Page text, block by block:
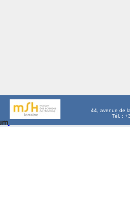
44, avenue de
Tél. :